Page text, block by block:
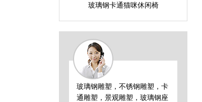
玻璃钢卡通猫咪休闲椅
玻璃钢雕塑，不锈钢雕塑，卡
通雕塑，景观雕塑，玻璃钢座